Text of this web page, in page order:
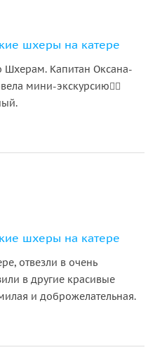
шхеры на катере
Шхерам. Капитан Оксана-
мини-экскурсию👍🏼
шхеры на катере
отвезли в очень
в другие красивые
и доброжелательная.